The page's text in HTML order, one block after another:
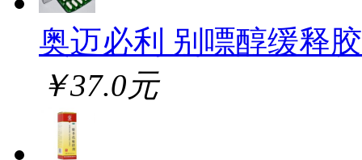
奥迈必利 别嘌醇缓释
￥37.0元